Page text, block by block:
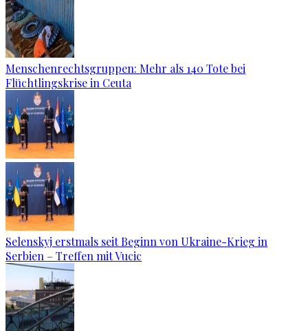
Menschenrechtsgruppen: Mehr als 140 Tote bei
Flüchtlingskrise in Ceuta
Selenskyj erstmals seit Beginn von Ukraine-Krieg in
Serbien – Treffen mit Vucic